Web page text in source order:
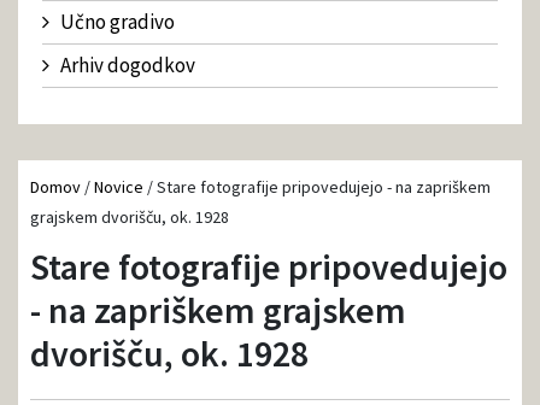
Učno gradivo
Arhiv dogodkov
Domov /Novice /Stare fotografije pripovedujejo - na zapriškem
grajskem dvorišču, ok. 1928
Stare fotografije pripovedujejo
- na zapriškem grajskem
dvorišču, ok. 1928